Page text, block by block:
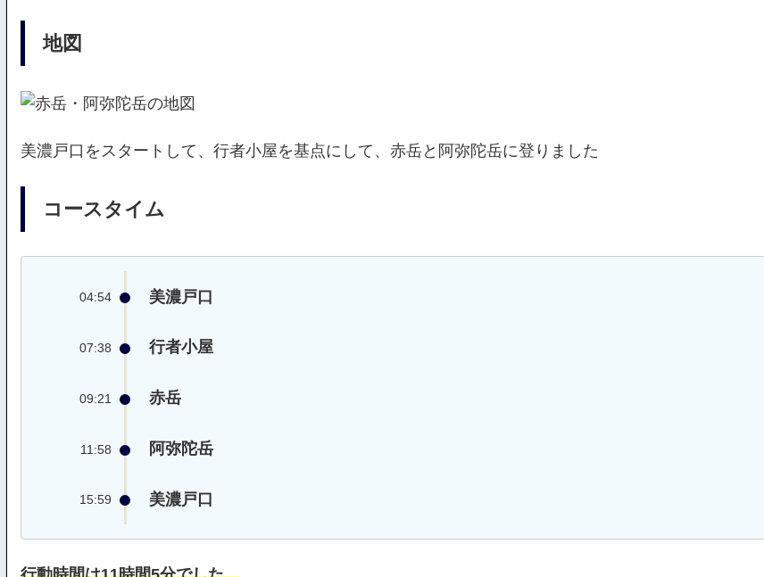
地図
美濃戸口をスタートして、行者小屋を基点にして、赤岳と阿弥陀岳に登りました
コースタイム
04:54 美濃戸口
07:38 行者小屋
09:21 赤岳
11:58 阿弥陀岳
15:59 美濃戸口